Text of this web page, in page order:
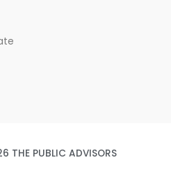
THE PUBLIC ADVISORS